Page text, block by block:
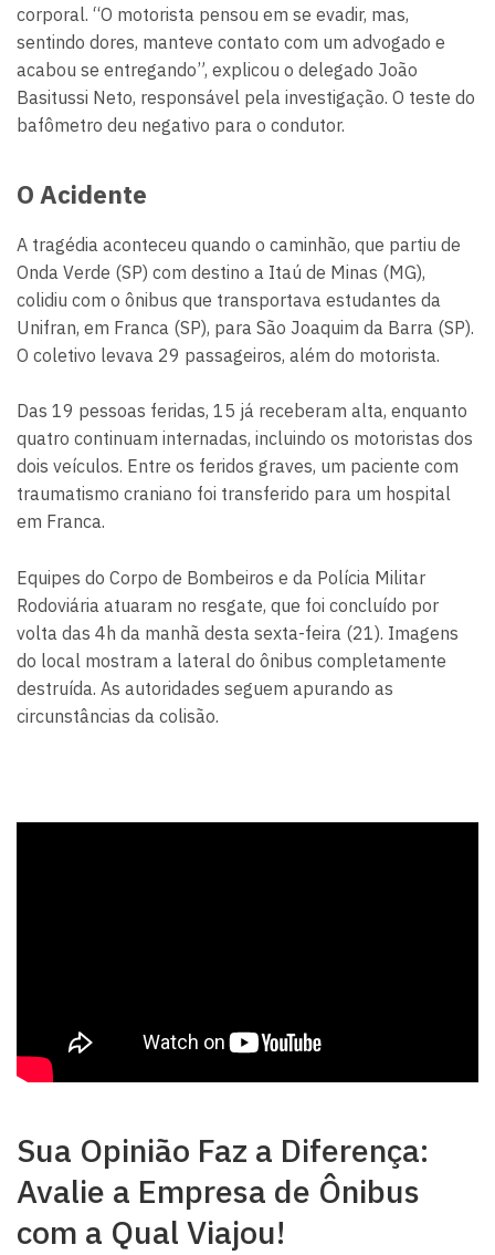
corporal. “O motorista pensou em se evadir, mas,
sentindo dores, manteve contato com um advogado e
acabou se entregando”, explicou o delegado João
Basitussi Neto, responsável pela investigação. O teste do
bafômetro deu negativo para o condutor.
O Acidente
A tragédia aconteceu quando o caminhão, que partiu de
Onda Verde (SP) com destino a Itaú de Minas (MG),
colidiu com o ônibus que transportava estudantes da
Unifran, em Franca (SP), para São Joaquim da Barra (SP).
O coletivo levava 29 passageiros, além do motorista.
Das 19 pessoas feridas, 15 já receberam alta, enquanto
quatro continuam internadas, incluindo os motoristas dos
dois veículos. Entre os feridos graves, um paciente com
traumatismo craniano foi transferido para um hospital
em Franca.
Equipes do Corpo de Bombeiros e da Polícia Militar
Rodoviária atuaram no resgate, que foi concluído por
volta das 4h da manhã desta sexta-feira (21). Imagens
do local mostram a lateral do ônibus completamente
destruída. As autoridades seguem apurando as
circunstâncias da colisão.
Sua Opinião Faz a Diferença:
Avalie a Empresa de Ônibus
com a Qual Viajou!